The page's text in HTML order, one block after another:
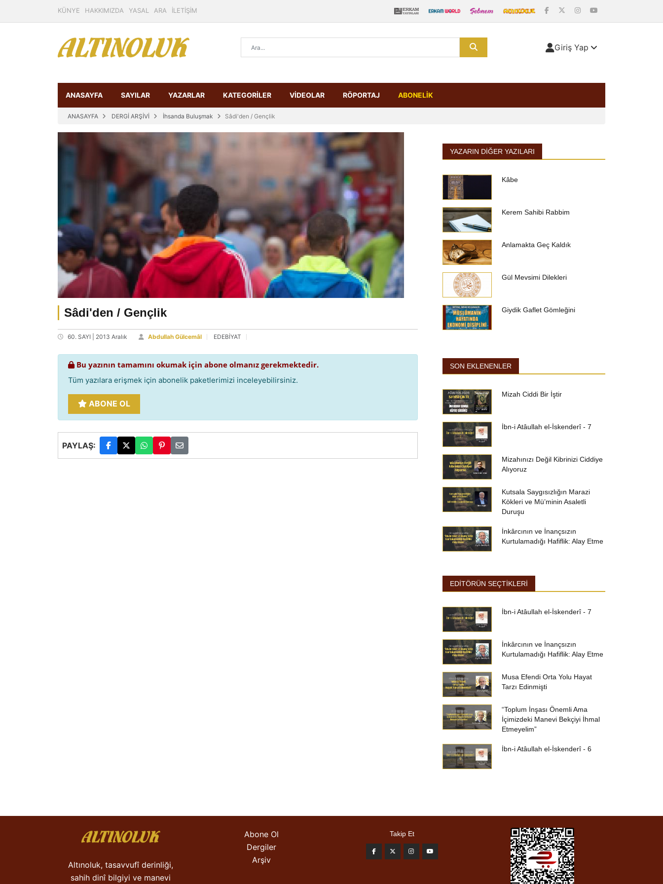
KÜNYE HAKKIMIZDA YASAL ARA İLETİŞİM
Giriş Yap
ANASAYFA SAYILAR YAZARLAR KATEGORİLER VİDEOLAR RÖPORTAJ ABONELİK
ANASAYFA DERGİ ARŞİVİ İhsanda Buluşmak Sâdi'den / Gençlik
Sâdi'den / Gençlik
60. SAYI | 2013 Aralık Abdullah Gülcemâl EDEBİYAT
Bu yazının tamamını okumak için abone olmanız gerekmektedir.
Tüm yazılara erişmek için abonelik paketlerimizi inceleyebilirsiniz.
ABONE OL
PAYLAŞ:
YAZARIN DIĞER YAZILARI
Kâbe
Kerem Sahibi Rabbim
Anlamakta Geç Kaldık
Gül Mevsimi Dilekleri
Giydik Gaflet Gömleğini
SON EKLENENLER
Mizah Ciddi Bir İştir
İbn-i Atâullah el-İskenderî - 7
Mizahınızı Değil Kibrinizi Ciddiye
Alıyoruz
Kutsala Saygısızlığın Marazi
Kökleri ve Mü’minin Asaletli
Duruşu
İnkârcının ve İnançsızın
Kurtulamadığı Hafiflik: Alay Etme
EDİTÖRÜN SEÇTİKLERİ
İbn-i Atâullah el-İskenderî - 7
İnkârcının ve İnançsızın
Kurtulamadığı Hafiflik: Alay Etme
Musa Efendi Orta Yolu Hayat
Tarzı Edinmişti
“Toplum İnşası Önemli Ama
İçimizdeki Manevi Bekçiyi İhmal
Etmeyelim”
İbn-i Atâullah el-İskenderî - 6
Altınoluk, tasavvufî derinliği,
sahih dinî bilgiyi ve manevi
Abone Ol
Dergiler
Arşiv
Takip Et